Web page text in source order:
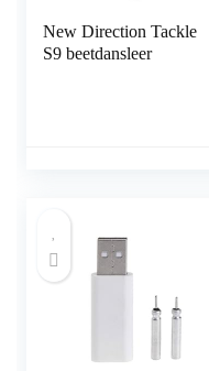
New Direction Tackle
S9 beetdansleer